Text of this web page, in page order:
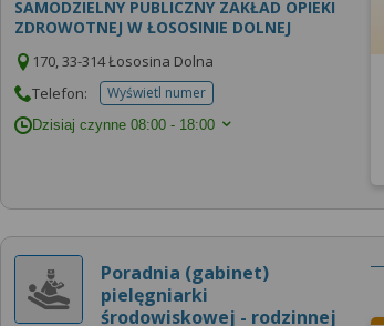
SAMODZIELNY PUBLICZNY ZAKŁAD OPIEKI
ZDROWOTNEJ W ŁOSOSINIE DOLNEJ
170, 33-314 Łososina Dolna
Telefon:
Wyświetl numertelefonu do placowki
Dzisiaj czynne 08:00 - 18:00
Poradnia (gabinet)
pielęgniarki
środowiskowej - rodzinnej